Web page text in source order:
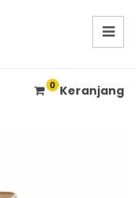
0 Keranjang